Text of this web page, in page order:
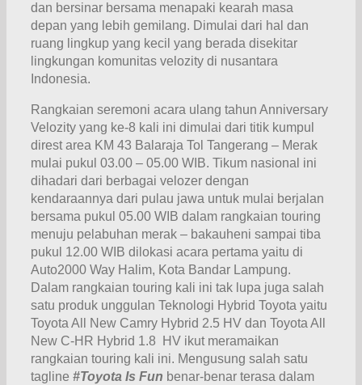
dan bersinar bersama menapaki kearah masa
depan yang lebih gemilang. Dimulai dari hal dan
ruang lingkup yang kecil yang berada disekitar
lingkungan komunitas velozity di nusantara
Indonesia.
Rangkaian seremoni acara ulang tahun Anniversary
Velozity yang ke-8 kali ini dimulai dari titik kumpul
direst area KM 43 Balaraja Tol Tangerang – Merak
mulai pukul 03.00 – 05.00 WIB. Tikum nasional ini
dihadari dari berbagai velozer dengan
kendaraannya dari pulau jawa untuk mulai berjalan
bersama pukul 05.00 WIB dalam rangkaian touring
menuju pelabuhan merak – bakauheni sampai tiba
pukul 12.00 WIB dilokasi acara pertama yaitu di
Auto2000 Way Halim, Kota Bandar Lampung.
Dalam rangkaian touring kali ini tak lupa juga salah
satu produk unggulan Teknologi Hybrid Toyota yaitu
Toyota All New Camry Hybrid 2.5 HV dan Toyota All
New C-HR Hybrid 1.8 HV ikut meramaikan
rangkaian touring kali ini. Mengusung salah satu
tagline #Toyota Is Fun benar-benar terasa dalam